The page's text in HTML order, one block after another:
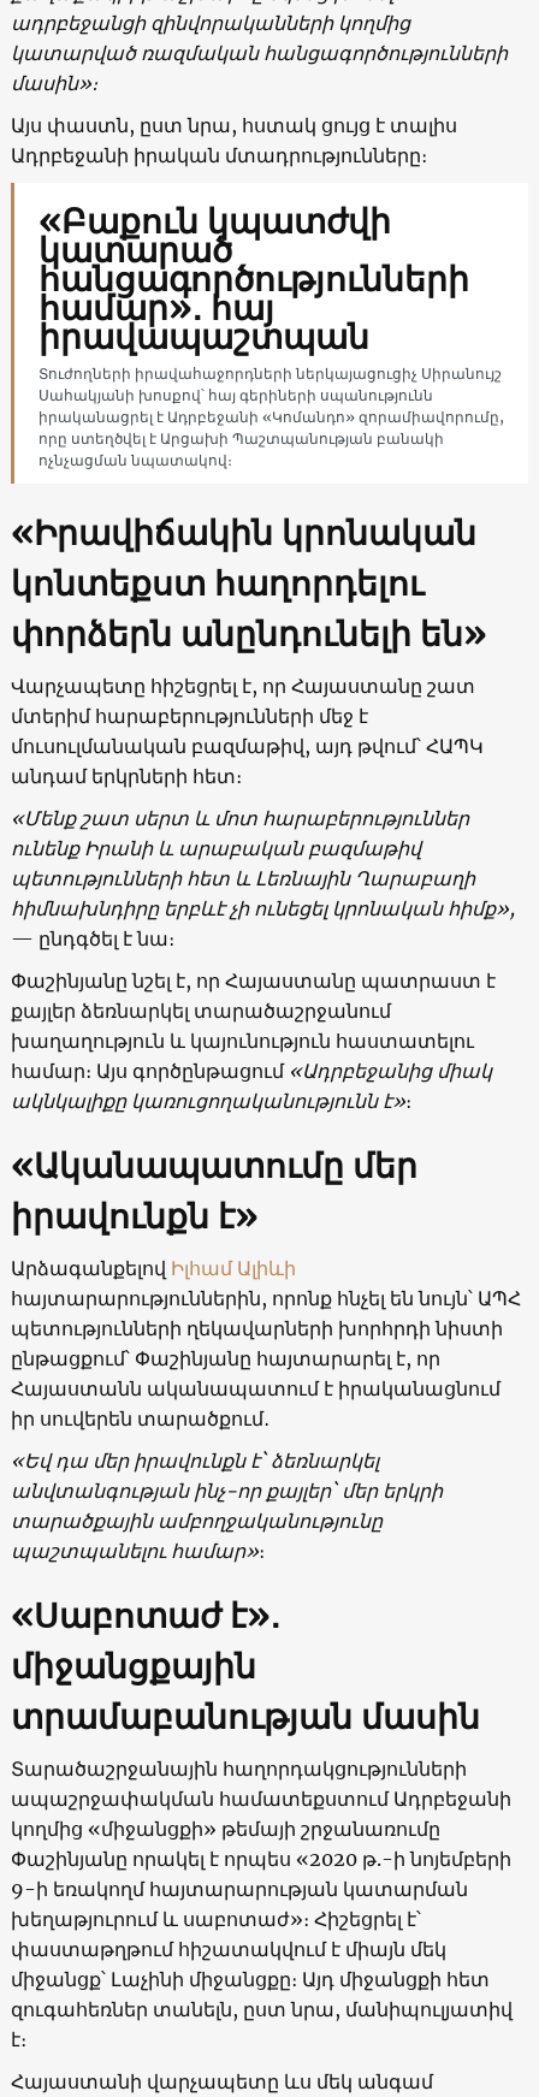
ադրբեջանցի զինվորականների կողմից
կատարված ռազմական հանցագործությունների
մասին»։
Այս փաստն, ըստ նրա, հստակ ցույց է տալիս
Ադրբեջանի իրական մտադրությունները։
«Բաքուն կպատժվի
կատարած
հանցագործությունների
համար»․ հայ
իրավապաշտպան
Տուժողների իրավահաջորդների ներկայացուցիչ Սիրանույշ
Սահակյանի խոսքով՝ հայ գերիների սպանությունն
իրականացրել է Ադրբեջանի «Կոմանդո» զորամիավորումը,
որը ստեղծվել է Արցախի Պաշտպանության բանակի
ոչնչացման նպատակով։
«Իրավիճակին կրոնական
կոնտեքստ հաղորդելու
փորձերն անընդունելի են»
Վարչապետը հիշեցրել է, որ Հայաստանը շատ
մտերիմ հարաբերությունների մեջ է
մուսուլմանական բազմաթիվ, այդ թվում՝ ՀԱՊԿ
անդամ երկրների հետ։
«Մենք շատ սերտ և մոտ հարաբերություններ
ունենք Իրանի և արաբական բազմաթիվ
պետությունների հետ և Լեռնային Ղարաբաղի
հիմնախնդիրը երբևէ չի ունեցել կրոնական հիմք»,
— ընդգծել է նա։
Փաշինյանը նշել է, որ Հայաստանը պատրաստ է
քայլեր ձեռնարկել տարածաշրջանում
խաղաղություն և կայունություն հաստատելու
համար։ Այս գործընթացում «Ադրբեջանից միակ
ակնկալիքը կառուցողականությունն է»։
«Ականապատումը մեր
իրավունքն է»
Արձագանքելով Իլհամ Ալիևի
հայտարարություններին, որոնք հնչել են նույն՝ ԱՊՀ
պետությունների ղեկավարների խորհրդի նիստի
ընթացքում՝ Փաշինյանը հայտարարել է, որ
Հայաստանն ականապատում է իրականացնում
իր սուվերեն տարածքում․
«Եվ դա մեր իրավունքն է` ձեռնարկել
անվտանգության ինչ-որ քայլեր` մեր երկրի
տարածքային ամբողջականությունը
պաշտպանելու համար»։
«Սաբոտաժ է»․
միջանցքային
տրամաբանության մասին
Տարածաշրջանային հաղորդակցությունների
ապաշրջափակման համատեքստում Ադրբեջանի
կողմից «միջանցքի» թեմայի շրջանառումը
Փաշինյանը որակել է որպես «2020 թ.-ի նոյեմբերի
9-ի եռակողմ հայտարարության կատարման
խեղաթյուրում և սաբոտաժ»։ Հիշեցրել է՝
փաստաթղթում հիշատակվում է միայն մեկ
միջանցք՝ Լաչինի միջանցքը։ Այդ միջանցքի հետ
զուգահեռներ տանելն, ըստ նրա, մանիպուլյատիվ
է։
Հայաստանի վարչապետը ևս մեկ անգամ